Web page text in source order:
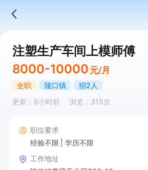
注塑生产车间上模师傅
8000-10000 元/月
全职 陵口镇
招2人
更新：8小时前
浏览：315次
职位要求
经验不限
学历不限
工作地址